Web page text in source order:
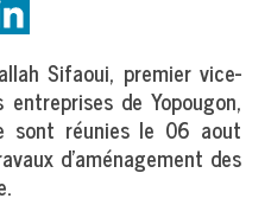
Sifaoui, premier vice-
de Yopougon,
sont réunies le 06 aout
d’aménagement des